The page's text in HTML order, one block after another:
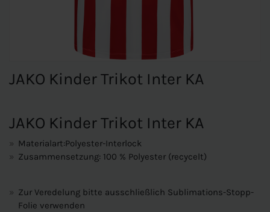
JAKO Kinder Trikot Inter KA
JAKO Kinder Trikot Inter KA
Materialart:Polyester-Interlock
Zusammensetzung: 100 % Polyester (recycelt)
Zur Veredelung bitte ausschließlich Sublimations-Stopp-
Folie verwenden